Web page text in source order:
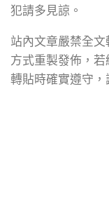
犯請多見諒。
站內文章嚴禁全
方式重製發佈，
轉貼時確實遵守，